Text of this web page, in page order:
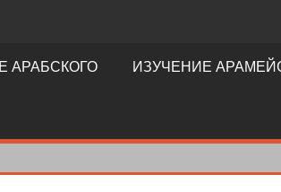
АРАБСКОГО ИЗУЧЕНИЕ